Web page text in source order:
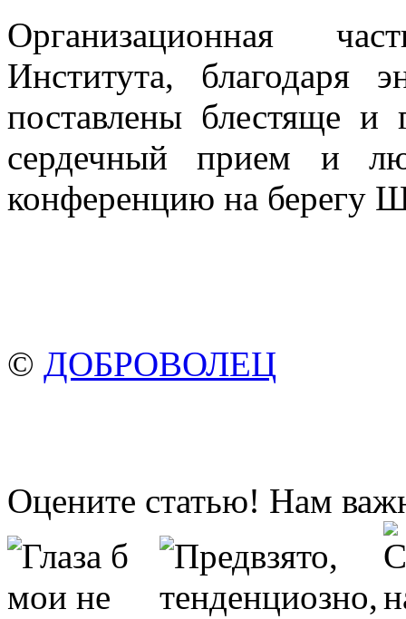
Организационная
Института, благодаря
поставлены блестяще и
сердечный прием и
конференцию на берегу
© ДОБРОВОЛЕЦ
Оцените статью! Нам